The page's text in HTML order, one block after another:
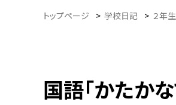
トップページ > 学校日記 > ２年生
国語「かたかな